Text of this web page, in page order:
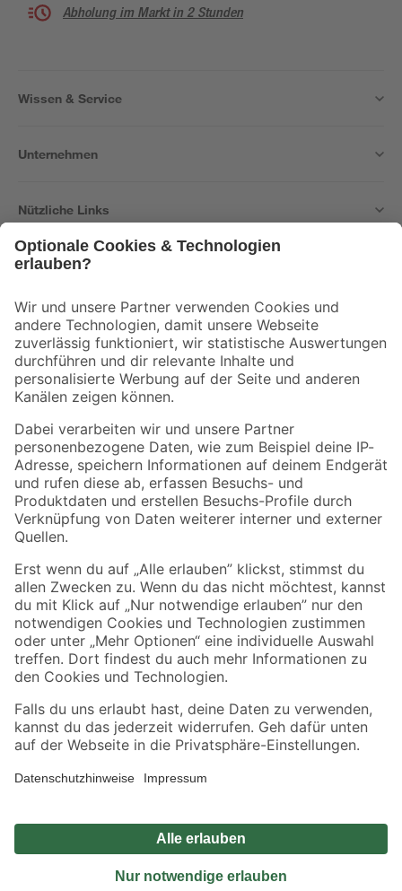
Abholung im Markt in 2 Stunden
Wissen & Service
Unternehmen
Nützliche Links
Der toom Newsletter: Keine Angebote und Aktionen mehr verpassen!
Zur Newsletter Anmeldung
Folge uns
Zahlungsarten Versandarten
Sicher einkaufen
Jetzt die toom-App herunterladen
Alle Preisangaben in EUR inkl. gesetzl. MwSt.. Die dargestellten Angebote sind unter
Umständen nicht in allen Märkten verfügbar. Die angegebenen Verfügbarkeiten beziehen
Produkte nur solange der Vorrat reicht.
*Paketversand ab 59 € versandkostenfrei, gilt nicht für Artikel mit Speditionsversand, hier
Privatsphäre Impressum
Nutzungsbedingungen
Widerrufsrecht
Vertrag widerrufen